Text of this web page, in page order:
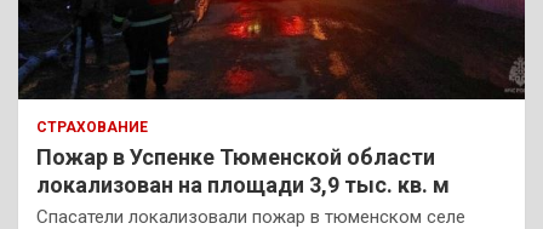
СТРАХОВАНИЕ
Пожар в Успенке Тюменской области
локализован на площади 3,9 тыс. кв. м
Спасатели локализовали пожар в тюменском селе